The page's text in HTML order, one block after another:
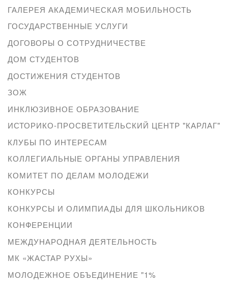
ГАЛЕРЕЯ АКАДЕМИЧЕСКАЯ МОБИЛЬНОСТЬ
ГОСУДАРСТВЕННЫЕ УСЛУГИ
ДОГОВОРЫ О СОТРУДНИЧЕСТВЕ
ДОМ СТУДЕНТОВ
ДОСТИЖЕНИЯ СТУДЕНТОВ
ЗОЖ
ИНКЛЮЗИВНОЕ ОБРАЗОВАНИЕ
ИСТОРИКО-ПРОСВЕТИТЕЛЬСКИЙ ЦЕНТР "КАРЛАГ"
КЛУБЫ ПО ИНТЕРЕСАМ
КОЛЛЕГИАЛЬНЫЕ ОРГАНЫ УПРАВЛЕНИЯ
КОМИТЕТ ПО ДЕЛАМ МОЛОДЕЖИ
КОНКУРСЫ
КОНКУРСЫ И ОЛИМПИАДЫ ДЛЯ ШКОЛЬНИКОВ
КОНФЕРЕНЦИИ
МЕЖДУНАРОДНАЯ ДЕЯТЕЛЬНОСТЬ
МК «ЖАСТАР РУХЫ»
МОЛОДЕЖНОЕ ОБЪЕДИНЕНИЕ "1%